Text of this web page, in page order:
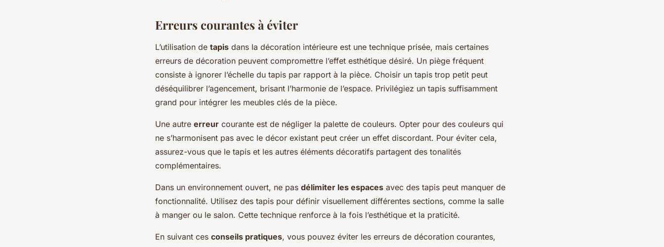
Erreurs courantes à éviter
L’utilisation de tapis dans la décoration intérieure est une technique prisée, mais certaines
erreurs de décoration peuvent compromettre l’effet esthétique désiré. Un piège fréquent
consiste à ignorer l’échelle du tapis par rapport à la pièce. Choisir un tapis trop petit peut
déséquilibrer l’agencement, brisant l’harmonie de l’espace. Privilégiez un tapis suffisamment
grand pour intégrer les meubles clés de la pièce.
Une autre erreur courante est de négliger la palette de couleurs. Opter pour des couleurs qui
ne s’harmonisent pas avec le décor existant peut créer un effet discordant. Pour éviter cela,
assurez-vous que le tapis et les autres éléments décoratifs partagent des tonalités
complémentaires.
Dans un environnement ouvert, ne pas délimiter les espaces avec des tapis peut manquer de
fonctionnalité. Utilisez des tapis pour définir visuellement différentes sections, comme la salle
à manger ou le salon. Cette technique renforce à la fois l’esthétique et la praticité.
En suivant ces conseils pratiques, vous pouvez éviter les erreurs de décoration courantes,